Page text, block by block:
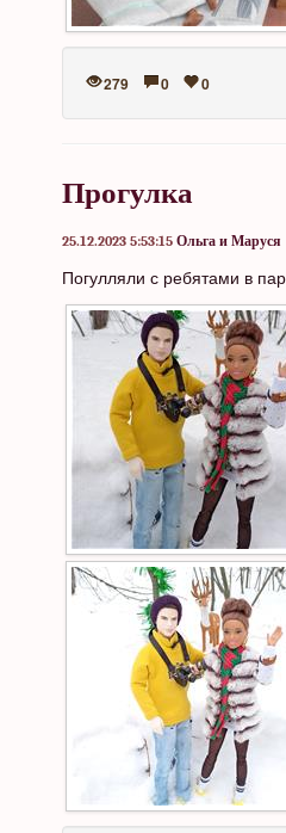
279 0 0
Прогулка
25.12.2023 5:53:15 Ольга и Маруся
Погулляли с ребятами в